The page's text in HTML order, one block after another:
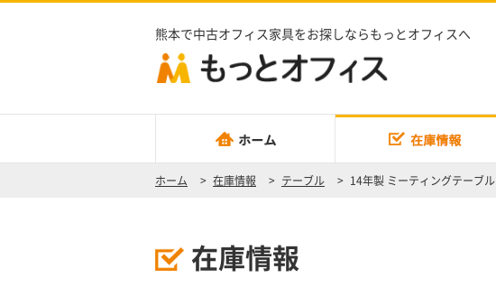
熊本で中古オフィス家具をお探しならもっとオフィスへ
ホーム > 在庫情報 > テーブル > 14年製 ミーティングテーブル
在庫情報